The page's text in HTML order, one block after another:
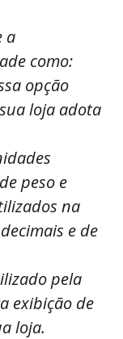
a
como:
opção
loja adota
peso e
na
e de
pela
exibição de
loja.